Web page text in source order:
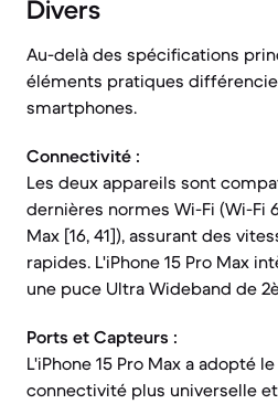
Divers
Au-delà des spécifications
éléments pratiques
smartphones.
Connectivité :
Les deux appareils sont
dernières normes Wi-Fi (Wi-Fi
Max [16, 41]), assurant des
rapides. L'iPhone 15 Pro Max
une puce Ultra Wideband de
Ports et Capteurs :
L'iPhone 15 Pro Max a adopté
connectivité plus universelle